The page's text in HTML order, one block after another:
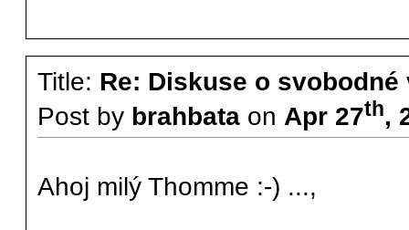
Title: Re: Diskuse o svobodné
Post by brahbataon Apr 27th,
Ahoj milý Thomme :-) ...,